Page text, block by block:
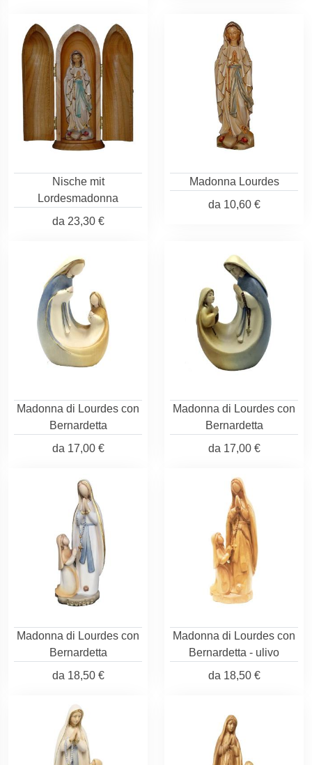
Nische mit
Lordesmadonna
da 23,30 €
Madonna Lourdes
da 10,60 €
Madonna di Lourdes con
Bernardetta
da 17,00 €
Madonna di Lourdes con
Bernardetta
da 17,00 €
Madonna di Lourdes con
Bernardetta
da 18,50 €
Madonna di Lourdes con
Bernardetta - ulivo
da 18,50 €